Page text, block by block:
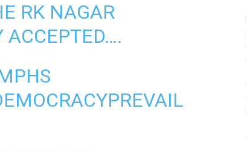
RK NAGAR
ACCEPTED….